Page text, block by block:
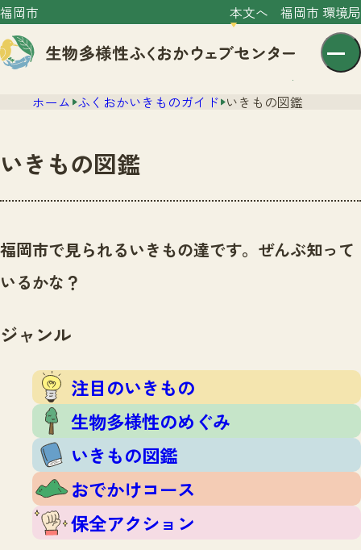
福岡市 本文へ 福岡市 環境局
センター紹介
センター紹介TOP
サイトポリシー
ニュース
いきものガイド
注目のいきもの
生物多様性のめぐみ
いきもの図鑑
おでかけコース
保全アクション
イベント
いきもの調査隊
調査レポート
調査レポートTOP
調査結果
ふくおかいきものマップ
マッチング
マッチングTOP
掲載申し込みフォーム
お問合せ
ホーム ふくおかいきものガイド いきもの図鑑
いきもの図鑑
福岡市で見られるいきもの達です。ぜんぶ知って
いるかな？
ジャンル
注目のいきもの
生物多様性のめぐみ
いきもの図鑑
おでかけコース
保全アクション